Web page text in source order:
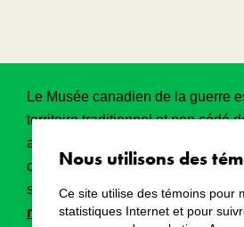
Nous utilisons des
Ce site utilise des témoins pour
statistiques Internet et pour
Le Musée canadien de la guerre
territoire traditionnel et non cédé
algonquines Anishinabeg. Ce
continue d’avoir une grande
spirituelle et sacrée.Lire
reconnaissance territoriale.